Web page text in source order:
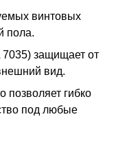
винтовых
пола.
защищает от
вид.
позволяет гибко
под любые